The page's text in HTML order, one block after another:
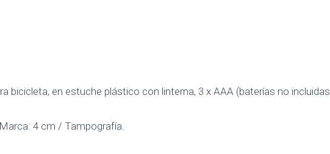
bicicleta, en estuche plástico con linterna, 3 x AAA (baterías no
4 cm / Tampografía.